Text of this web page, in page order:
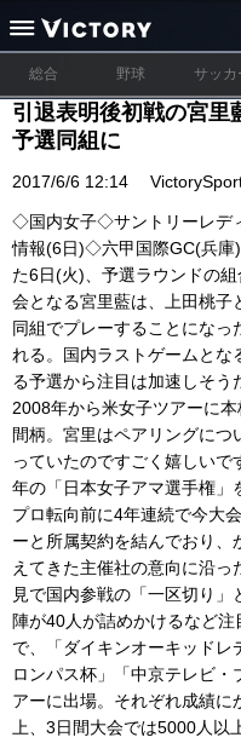
総合 野球 サッカ
引退表明後初戦の宮里
予選同組に
2017/6/6 12:14
◇国内女子◇サントリーレデ
情報(6日)◇六甲国際GC(兵庫
た6日(火)、予選ラウンドの
会となる宮里藍は、上田桃子
同組でプレーすることにな
れる。国内ラストゲームとな
る予選から注目は加速しそう
2008年から米女子ツアーに
間柄。宮里はペアリングにつ
っていたのですごく嬉しい
年の「日本女子アマ選手権」
プロ転向前に4年連続で今大
ーと所属契約を結んでおり
えてきた主催社の意向に沿
見で国内参戦の「一区切り
陣が40人が詰めかけるなど
で、「ダイキンオーキッド
ロンパス杯」「中京テレビ
アーに出場。それぞれ成績
上、3日間大会では5000人以